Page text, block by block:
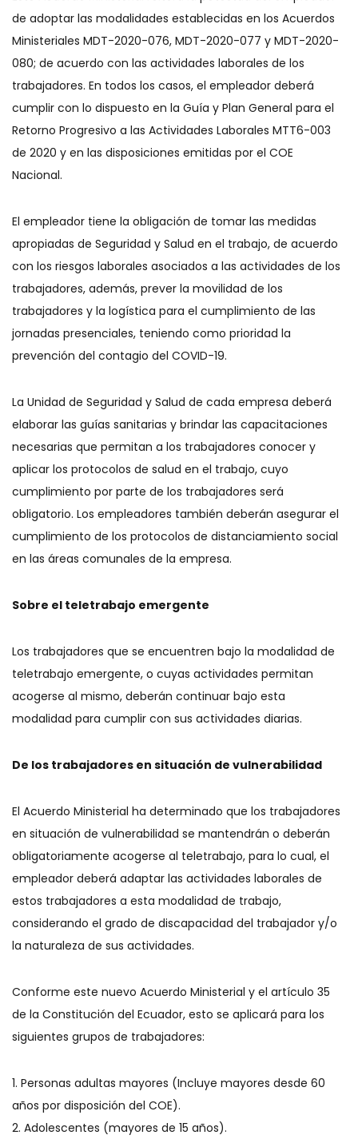
de adoptar las modalidades establecidas en los Acuerdos
Ministeriales MDT-2020-076, MDT-2020-077 y MDT-2020-
080; de acuerdo con las actividades laborales de los
trabajadores. En todos los casos, el empleador deberá
cumplir con lo dispuesto en la Guía y Plan General para el
Retorno Progresivo a las Actividades Laborales MTT6-003
de 2020 y en las disposiciones emitidas por el COE
Nacional.
El empleador tiene la obligación de tomar las medidas
apropiadas de Seguridad y Salud en el trabajo, de acuerdo
con los riesgos laborales asociados a las actividades de los
trabajadores, además, prever la movilidad de los
trabajadores y la logística para el cumplimiento de las
jornadas presenciales, teniendo como prioridad la
prevención del contagio del COVID-19.
La Unidad de Seguridad y Salud de cada empresa deberá
elaborar las guías sanitarias y brindar las capacitaciones
necesarias que permitan a los trabajadores conocer y
aplicar los protocolos de salud en el trabajo, cuyo
cumplimiento por parte de los trabajadores será
obligatorio. Los empleadores también deberán asegurar el
cumplimiento de los protocolos de distanciamiento social
en las áreas comunales de la empresa.
Sobre el teletrabajo emergente
Los trabajadores que se encuentren bajo la modalidad de
teletrabajo emergente, o cuyas actividades permitan
acogerse al mismo, deberán continuar bajo esta
modalidad para cumplir con sus actividades diarias.
De los trabajadores en situación de vulnerabilidad
El Acuerdo Ministerial ha determinado que los trabajadores
en situación de vulnerabilidad se mantendrán o deberán
obligatoriamente acogerse al teletrabajo, para lo cual, el
empleador deberá adaptar las actividades laborales de
estos trabajadores a esta modalidad de trabajo,
considerando el grado de discapacidad del trabajador y/o
la naturaleza de sus actividades.
Conforme este nuevo Acuerdo Ministerial y el artículo 35
de la Constitución del Ecuador, esto se aplicará para los
siguientes grupos de trabajadores:
1. Personas adultas mayores (Incluye mayores desde 60
años por disposición del COE).
2. Adolescentes (mayores de 15 años).